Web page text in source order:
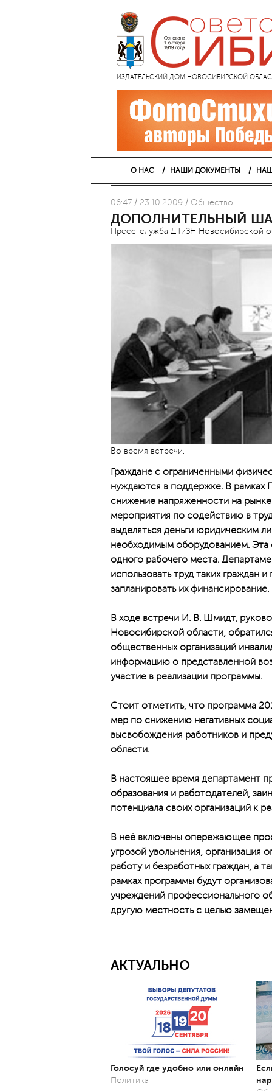
ИЗДАТЕЛЬСКИЙ ДОМ НОВОСИБИРСКОЙ ОБЛАСТИ
О НАС НАШИ ДОКУМЕНТЫ
06:47 / 23.10.2009 / Общество
ДОПОЛНИТЕЛЬНЫЙ
Пресс-служба ДТиЗН Новосибирской
Во время встречи.
Граждане с ограниченными
нуждаются в поддержке. В рамках
снижение напряженности на
мероприятия по содействию в
выделяться деньги юридическим
необходимым оборудованием. Эта
одного рабочего места.
использовать труд таких граждан
запланировать их финансирование.
В ходе встречи И. В. Шмидт,
Новосибирской области,
общественных организаций
информацию о представленной
участие в реализации программы.
Стоит отметить, что программа
мер по снижению негативных
высвобождения работников и
области.
В настоящее время департамент
образования и работодателей,
потенциала своих организаций к
В неё включены опережающее
угрозой увольнения,
работу и безработных граждан, а
рамках программы будут
учреждений профессионального
другую местность с целью
АКТУАЛЬНО
Голосуй где удобно или онлайн
Политика